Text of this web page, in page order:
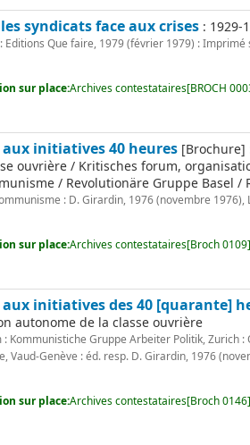
syndicats face aux crises : 1929-
Editions Que faire, 1979 (février 1979) :
sur place:Archives contestataires[BROCH
initiatives 40 heures [Brochure]
ouvrière / Kritisches forum,
/ Revolutionäre Gruppe Basel
: D. Girardin, 1976 (novembre
sur place:Archives contestataires[Broch
initiatives des 40 [quarante]
autonome de la classe ouvrière
Kommunistiche Gruppe Arbeiter Politik, Zurich
Vaud-Genève : éd. resp. D. Girardin, 1976
sur place:Archives contestataires[Broch